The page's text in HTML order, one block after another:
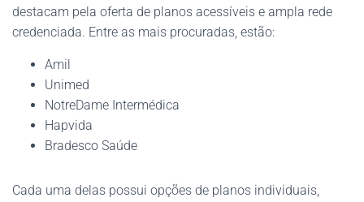
destacam pela oferta de planos acessíveis e ampla rede
credenciada. Entre as mais procuradas, estão:
Amil
Unimed
NotreDame Intermédica
Hapvida
Bradesco Saúde
Cada uma delas possui opções de planos individuais,